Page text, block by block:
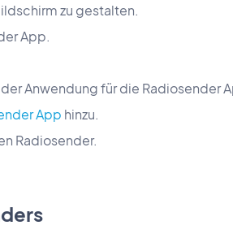
zu gestalten.
App.
Anwendung für die Radiosender
App hinzu.
Radiosender.